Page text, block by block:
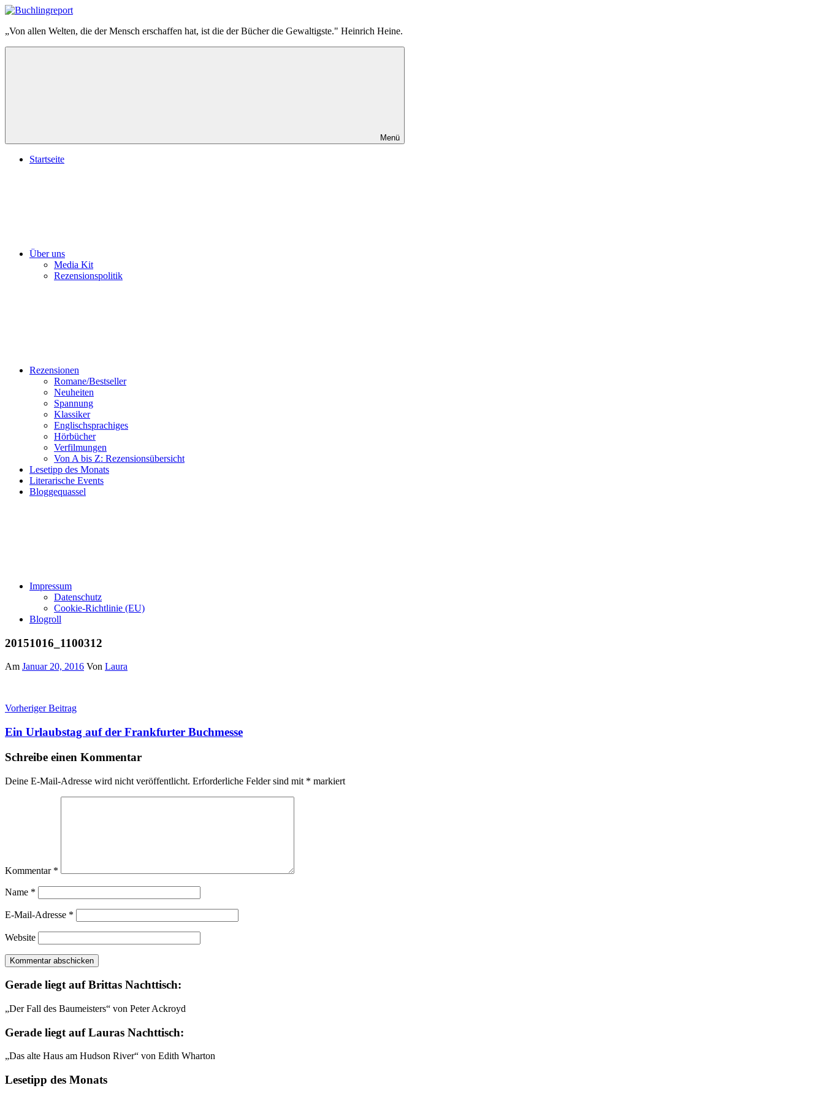
Zum
springen
Buchlingreport
„Von allen Welten, die der Mensch erschaffen hat, ist die der Bücher die Gewaltigste." Heinrich Heine.
Menü
Startseite
Über uns
Media Kit
Rezensionspolitik
Rezensionen
Romane/Bestseller
Neuheiten
Spannung
Klassiker
Englischsprachiges
Hörbücher
Verfilmungen
Von A bis Z: Rezensionsübersicht
Lesetipp des Monats
Literarische Events
Bloggequassel
Impressum
Datenschutz
Cookie-Richtlinie (EU)
Blogroll
20151016_1100312
Am Januar 20, 2016 Von Laura
Beitragsnavigation
Vorheriger Beitrag
Ein Urlaubstag auf der Frankfurter Buchmesse
Schreibe einen Kommentar
Deine E-Mail-Adresse wird nicht veröffentlicht. Erforderliche Felder sind mit * markiert
Kommentar *
Name *
E-Mail-Adresse *
Website
Gerade liegt auf Brittas Nachttisch:
„Der Fall des Baumeisters“ von Peter Ackroyd
Gerade liegt auf Lauras Nachttisch:
„Das alte Haus am Hudson River“ von Edith Wharton
Lesetipp des Monats